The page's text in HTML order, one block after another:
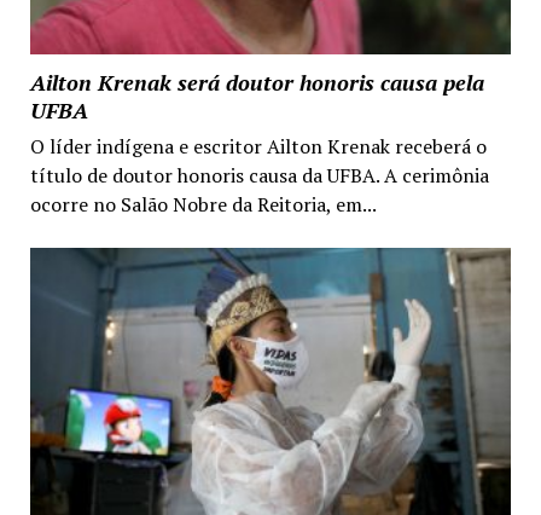
Ailton Krenak será doutor honoris causa pela
UFBA
O líder indígena e escritor Ailton Krenak receberá o
título de doutor honoris causa da UFBA. A cerimônia
ocorre no Salão Nobre da Reitoria, em...